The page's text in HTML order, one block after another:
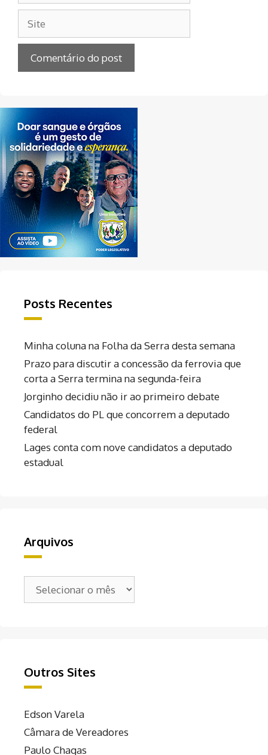
Posts Recentes
Minha coluna na Folha da Serra desta semana
Prazo para discutir a concessão da ferrovia que
corta a Serra termina na segunda-feira
Jorginho decidiu não ir ao primeiro debate
Candidatos do PL que concorrem a deputado
federal
Lages conta com nove candidatos a deputado
estadual
Arquivos
Outros Sites
Edson Varela
Câmara de Vereadores
Paulo Chagas